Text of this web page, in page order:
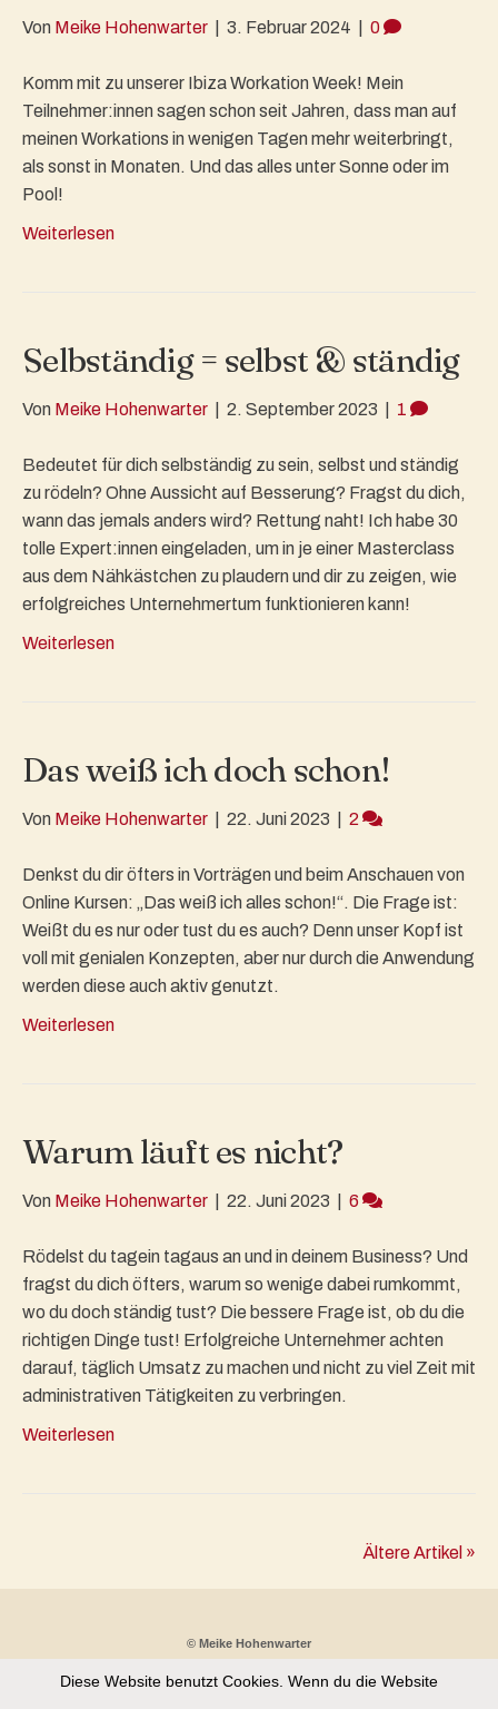
Von Meike Hohenwarter 3. Februar 2024 0
Komm mit zu unserer Ibiza Workation Week! Mein
Teilnehmer:innen sagen schon seit Jahren, dass man auf
meinen Workations in wenigen Tagen mehr weiterbringt,
als sonst in Monaten. Und das alles unter Sonne oder im
Pool!
Weiterlesen
Selbständig = selbst & ständig
Von Meike Hohenwarter 2. September 2023 1
Bedeutet für dich selbständig zu sein, selbst und ständig
zu rödeln? Ohne Aussicht auf Besserung? Fragst du dich,
wann das jemals anders wird? Rettung naht! Ich habe 30
tolle Expert:innen eingeladen, um in je einer Masterclass
aus dem Nähkästchen zu plaudern und dir zu zeigen, wie
erfolgreiches Unternehmertum funktionieren kann!
Weiterlesen
Das weiß ich doch schon!
Von Meike Hohenwarter 22. Juni 2023 2
Denkst du dir öfters in Vorträgen und beim Anschauen von
Online Kursen: „Das weiß ich alles schon!“. Die Frage ist:
Weißt du es nur oder tust du es auch? Denn unser Kopf ist
voll mit genialen Konzepten, aber nur durch die Anwendung
werden diese auch aktiv genutzt.
Weiterlesen
Warum läuft es nicht?
Von Meike Hohenwarter 22. Juni 2023 6
Rödelst du tagein tagaus an und in deinem Business? Und
fragst du dich öfters, warum so wenige dabei rumkommt,
wo du doch ständig tust? Die bessere Frage ist, ob du die
richtigen Dinge tust! Erfolgreiche Unternehmer achten
darauf, täglich Umsatz zu machen und nicht zu viel Zeit mit
administrativen Tätigkeiten zu verbringen.
Weiterlesen
Ältere Artikel »
© Meike Hohenwarter
Partnerprogramm Kontakt Datenschutz
Diese Website benutzt Cookies. Wenn du die Website